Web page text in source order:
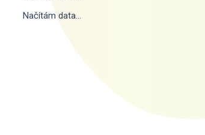
Načítám data...